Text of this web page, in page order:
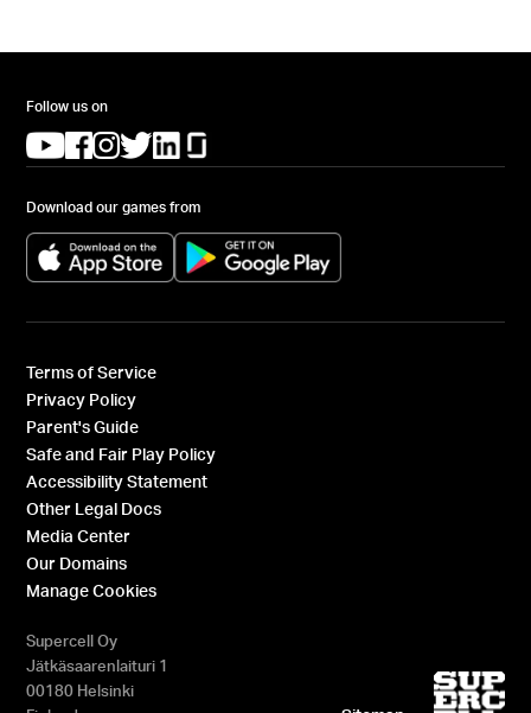
Follow us on
(opens in a new tab)
(opens in a new tab)
(opens in a new tab)
(opens in a new tab)
(opens in a new tab)
Download our games from
(opens in a new tab) (opens in a new tab)
Terms of Service
Privacy Policy
Parent's Guide
Safe and Fair Play Policy
Accessibility Statement
Other Legal Docs
Media Center
Our Domains
Manage Cookies
Supercell Oy
Jätkäsaarenlaituri 1
00180 Helsinki